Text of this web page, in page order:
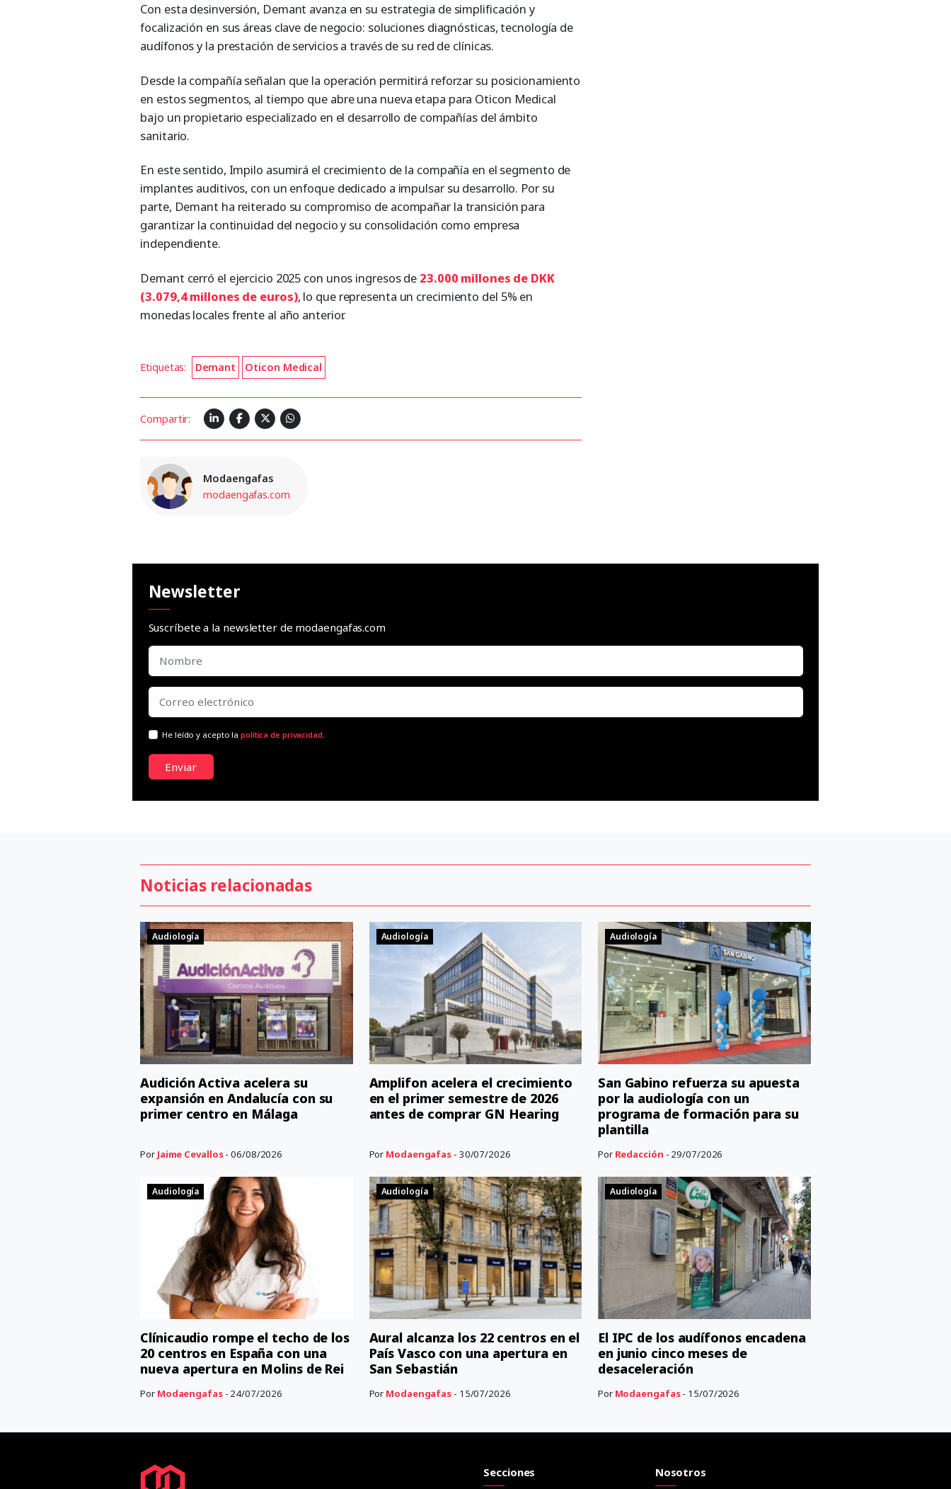
Con esta desinversión, Demant avanza en su estrategia de simplificación y
focalización en sus áreas clave de negocio: soluciones diagnósticas, tecnología de
audífonos y la prestación de servicios a través de su red de clínicas.
Desde la compañía señalan que la operación permitirá reforzar su posicionamiento
en estos segmentos, al tiempo que abre una nueva etapa para Oticon Medical
bajo un propietario especializado en el desarrollo de compañías del ámbito
sanitario.
En este sentido, Impilo asumirá el crecimiento de la compañía en el segmento de
implantes auditivos, con un enfoque dedicado a impulsar su desarrollo. Por su
parte, Demant ha reiterado su compromiso de acompañar la transición para
garantizar la continuidad del negocio y su consolidación como empresa
independiente.
Demant cerró el ejercicio 2025 con unos ingresos de 23.000 millones de DKK
(3.079,4 millones de euros), lo que representa un crecimiento del 5% en
monedas locales frente al año anterior.
Etiquetas: Demant Oticon Medical
Compartir:
Modaengafas
modaengafas.com
Newsletter
Suscríbete a la newsletter de modaengafas.com
He leído y acepto lapolítica de privacidad.
Enviar
Noticias relacionadas
Audiología
Audición Activa acelera su
expansión en Andalucía con su
primer centro en Málaga
Por Jaime Cevallos- 06/08/2026
Audiología
Amplifon acelera el crecimiento
en el primer semestre de 2026
antes de comprar GN Hearing
Por Modaengafas - 30/07/2026
Audiología
San Gabino refuerza su apuesta
por la audiología con un
programa de formación para su
plantilla
Por Redacción - 29/07/2026
Audiología
Clínicaudio rompe el techo de los
20 centros en España con una
nueva apertura en Molins de Rei
Por Modaengafas- 24/07/2026
Audiología
Aural alcanza los 22 centros en el
País Vasco con una apertura en
San Sebastián
Por Modaengafas - 15/07/2026
Audiología
El IPC de los audífonos encadena
en junio cinco meses de
desaceleración
Por Modaengafas- 15/07/2026
Secciones Nosotros